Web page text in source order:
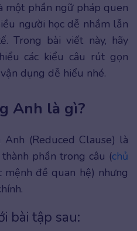
một phần ngữ pháp quen
người học dễ nhầm lẫn
Trong bài viết này, hãy
các kiểu câu rút gọn
dụng dễ hiểu nhé.
Anh là gì?
(Reduced Clause) là
phần trong câu (chủ
mệnh đề quan hệ) nhưng
bài tập sau: